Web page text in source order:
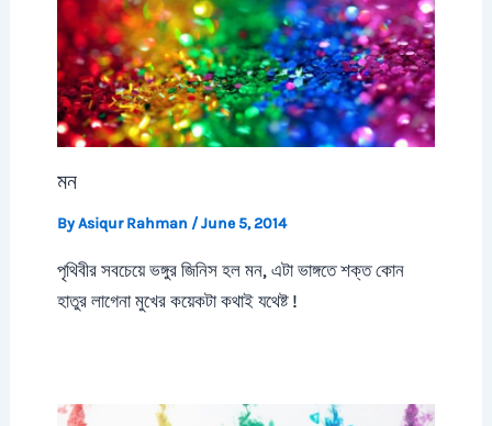
মন
ByAsiqur Rahman /June 5, 2014
পৃথিবীর সবচেয়ে ভঙ্গুর জিনিস হল মন, এটা ভাঙ্গতে শক্ত কোন
হাতুর লাগেনা মুখের কয়েকটা কথাই যথেষ্ট !